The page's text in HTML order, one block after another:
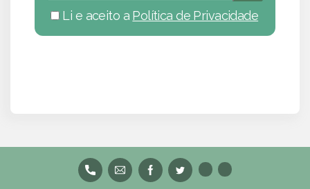
Li e aceito a Política de Privacidade